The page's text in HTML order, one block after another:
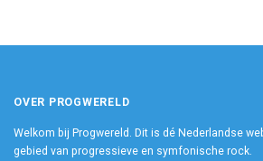
OVER PROGWERELD
Welkom bij Progwereld. Dit is dé Nederlandse
gebied van progressieve en symfonische rock.